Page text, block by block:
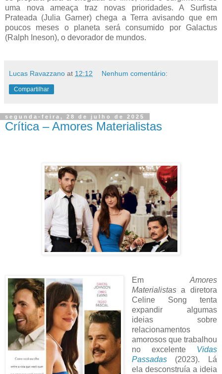
uma nova ameaça traz novas prioridades. A Surfista
Prateada (Julia Garner) chega a Terra avisando que em
poucos meses o planeta será consumido por Galactus
(Ralph Ineson), o devorador de mundos.
Lucas Ravazzano at 12:12 Nenhum comentário:
Compartilhar
segunda-feira, 28 de julho de 2025
Crítica – Amores Materialistas
Em Amores
Materialistasa diretora
Celine Song tenta
expandir algumas
ideias sobre
relacionamentos
amorosos que trabalhou
no excelente Vidas
Passadas(2023). Lá
ela desconstruía a ideia